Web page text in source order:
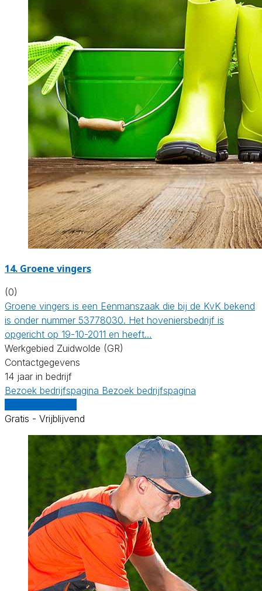
14. Groene vingers
(0)
Groene vingers is een Eenmanszaak die bij de KvK bekend
is onder nummer 53778030. Het hoveniersbedrijf is
opgericht op 19-10-2011 en heeft…
Werkgebied Zuidwolde (GR)
Contactgegevens
14 jaar in bedrijf
Bezoek bedrijfspagina Bezoek bedrijfspagina
Gratis - Vrijblijvend